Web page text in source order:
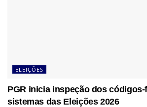
ELEIÇÕES
PGR inicia inspeção dos
sistemas das Eleições 2026